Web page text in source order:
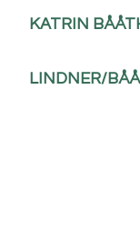
KATRIN
LINDNER/